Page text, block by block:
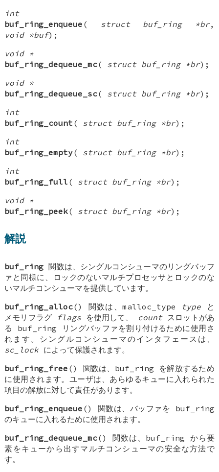
int
buf_ring_enqueue ( struct buf_ring *br,
void *buf);
void *
buf_ring_dequeue_mc( struct buf_ring *br);
void *
buf_ring_dequeue_sc( struct buf_ring *br);
int
buf_ring_count ( struct buf_ring *br);
int
buf_ring_empty( struct buf_ring *br);
int
buf_ring_full ( struct buf_ring *br);
void *
buf_ring_peek( struct buf_ring *br);
解説
buf_ring 関数は、シングルコンシューマのリングバッフ
ァと同様に、ロックのないマルチプロセッサとロックのな
いマルチコンシューマを提供しています。
buf_ring_alloc() 関数は、malloc_type type と
メモリフラグ
flagsを使用して、 countスロットがあ
る buf_ring リングバッファを割り付けるために使用さ
れます。シングルコンシューマのインタフェースは、
sc_lockによって保護されます。
buf_ring_free () 関数は、buf_ring を解放するため
に使用されます。ユーザは、あらゆるキューに入れられた
項目の解放に対して責任があります。
buf_ring_enqueue () 関数は、バッファを buf_ring
のキューに入れるために使用されます。
buf_ring_dequeue_mc() 関数は、buf_ring から要
素をキューから出すマルチコンシューマの安全な方法で
す。